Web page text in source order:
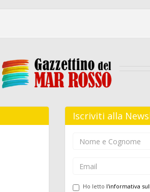
Iscriviti alla
Ho letto l'informativa